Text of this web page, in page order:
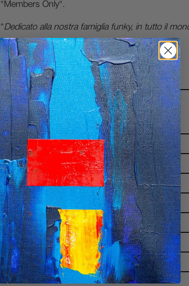
"Members Only".
“Dedicato alla nostra famiglia funky, in tutto il
Folto 'n' FF"